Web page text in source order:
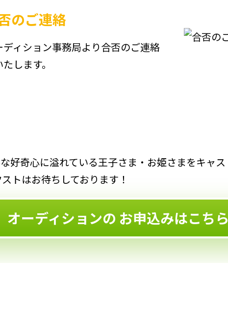
のご連絡
ディション事務局より合否のご連絡
します。
オーディションの お申込みはこち